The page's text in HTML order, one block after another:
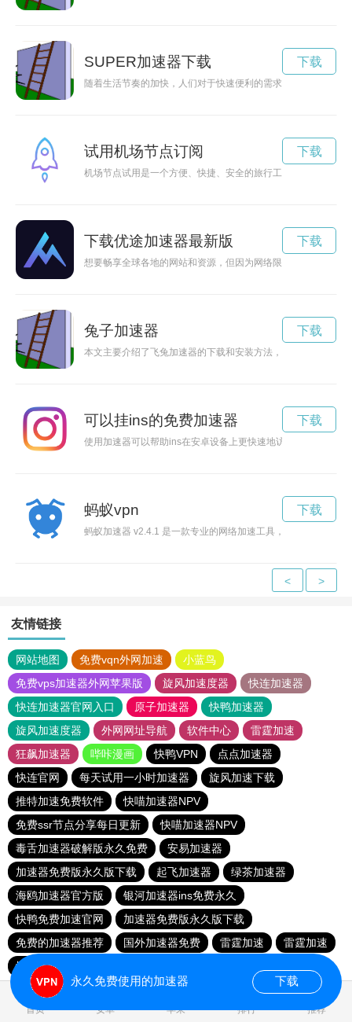
SUPER加速器下载
随着生活节奏的加快，人们对于快速便利的需求也越来越强烈
下载
试用机场节点订阅
机场节点试用是一个方便、快捷、安全的旅行工具，为旅客提
下载
下载优途加速器最新版
想要畅享全球各地的网站和资源，但因为网络限制而受阻？u途
下载
兔子加速器
本文主要介绍了飞兔加速器的下载和安装方法，帮助用户快速
下载
可以挂ins的免费加速器
使用加速器可以帮助ins在安卓设备上更快速地访问和使用，提
下载
蚂蚁vpn
蚂蚁加速器 v2.4.1 是一款专业的网络加速工具，能够帮助用户
下载
< >
友情链接
网站地图 免费vqn外网加速
小蓝鸟
免费vps加速器外网苹果版
旋风加速度器
快连加速器
快连加速器官网入口
原子加速器
快鸭加速器
旋风加速度器
外网网址导航 软件中心
雷霆加速
狂飙加速器
哔咔漫画 快鸭VPN
点点加速器
快连官网
每天试用一小时加速器
旋风加速下载
推特加速免费软件
快喵加速器NPV
免费ssr节点分享每日更新
快喵加速器NPV
毒舌加速器破解版永久免费
安易加速器
加速器免费版永久版下载
起飞加速器
绿茶加速器
海鸥加速器官方版
银河加速器ins免费永久
快鸭免费加速官网
加速器免费版永久版下载
免费的加速器推荐
国外加速器免费 雷霆加速
雷霆加速
快鸭免费加速官网
首页 安卓 苹果 排行 推荐
永久免费使用的加速器 下载
0.031683s